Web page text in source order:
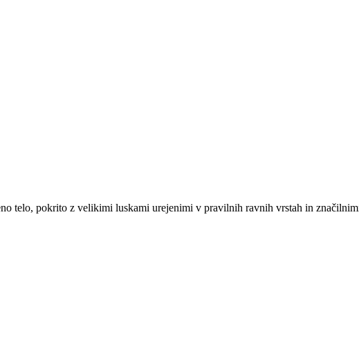
telo, pokrito z velikimi luskami urejenimi v pravilnih ravnih vrstah in